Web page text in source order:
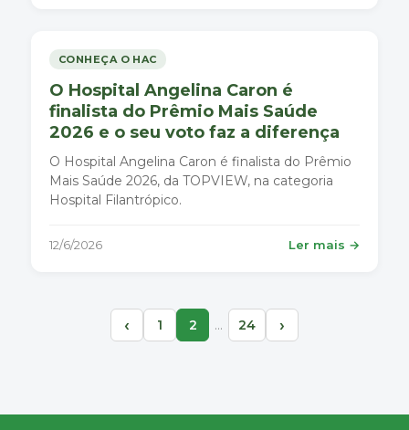
CONHEÇA O HAC
O Hospital Angelina Caron é
finalista do Prêmio Mais Saúde
2026 e o seu voto faz a diferença
O Hospital Angelina Caron é finalista do Prêmio
Mais Saúde 2026, da TOPVIEW, na categoria
Hospital Filantrópico.
12/6/2026 Ler mais →
‹ 1 2 … 24 ›